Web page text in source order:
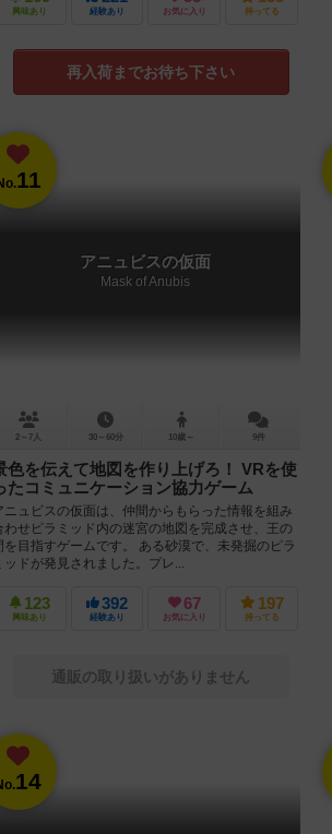
興味あり 経験あり お気に入り 持ってる
再入荷までお待ち下さい
11
アニュビスの仮面
Mask of Anubis
2～7人 30～60分 10歳～ 9件
色を伝えて地図を作り上げろ！ VRを使
たコミュニケーション協力ゲーム
ニュビスの仮面は、仲間からもらった情報を組み
わせピラミッド内の迷宮の地図を完成させ、王の
を目指すゲームです。 ある砂漠で、未発掘のピラ
ッドが発見されました。プレ...
123
興味あり
392
経験あり
67
お気に入り
197
持ってる
通販の取り扱いがありません
14